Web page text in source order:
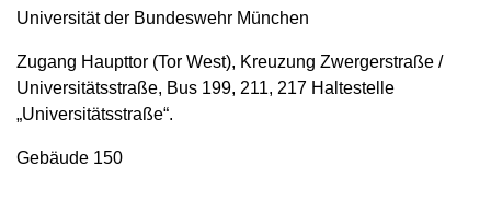
Universität der Bundeswehr München
Zugang Haupttor (Tor West), Kreuzung Zwergerstraße /
Universitätsstraße, Bus 199, 211, 217 Haltestelle
„Universitätsstraße“.
Gebäude 150